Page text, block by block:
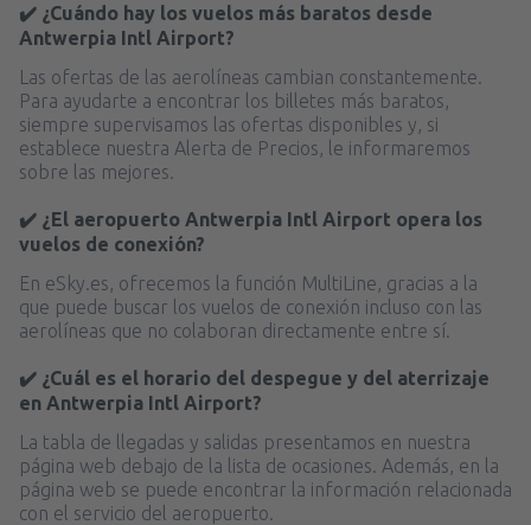
✔️ ¿Cuándo hay los vuelos más baratos desde
Antwerpia Intl Airport?
Las ofertas de las aerolíneas cambian constantemente.
Para ayudarte a encontrar los billetes más baratos,
siempre supervisamos las ofertas disponibles y, si
establece nuestra Alerta de Precios, le informaremos
sobre las mejores.
✔️ ¿El aeropuerto Antwerpia Intl Airport opera los
vuelos de conexión?
En eSky.es, ofrecemos la función MultiLine, gracias a la
que puede buscar los vuelos de conexión incluso con las
aerolíneas que no colaboran directamente entre sí.
✔️ ¿Cuál es el horario del despegue y del aterrizaje
en Antwerpia Intl Airport?
La tabla de llegadas y salidas presentamos en nuestra
página web debajo de la lista de ocasiones. Además, en la
página web se puede encontrar la información relacionada
con el servicio del aeropuerto.